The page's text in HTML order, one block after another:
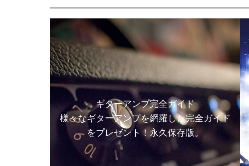
ギターアンプ完全ガイド
様々なギターアンプを網羅した完全ガイド
をプレゼント！永久保存版。